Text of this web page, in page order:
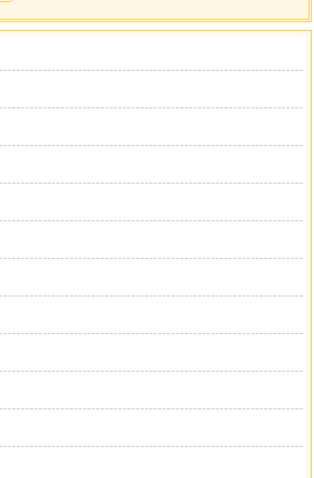
卦
位
行
數
錯
卦方位
五行
山五行
法
法
論